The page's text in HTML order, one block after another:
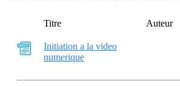
Titre Auteur
Initiation a la video
numerique